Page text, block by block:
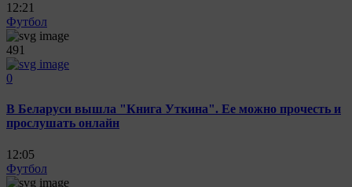
12:21
Футбол
491
0
В Беларуси вышла "Книга Уткина". Ее можно прочесть и
прослушать онлайн
12:05
Футбол